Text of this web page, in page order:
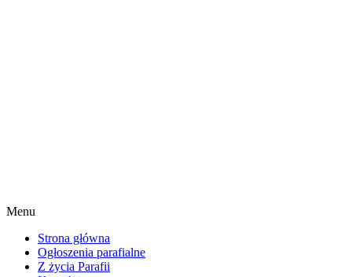
Menu
Strona główna
Ogłoszenia parafialne
Z życia Parafii